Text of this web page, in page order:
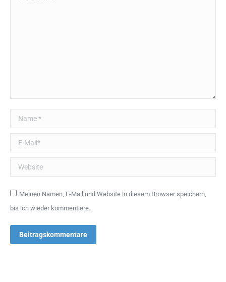
Name *
E-Mail *
Website
Meinen Namen, E-Mail und Website in diesem Browser speichern,
bis ich wieder kommentiere.
Beitragskommentare